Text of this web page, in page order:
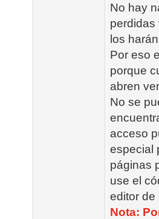
No hay
perdidas
los
Por eso
porque
abren
No se
acceso
especial
páginas
use el
editor de
Nota: